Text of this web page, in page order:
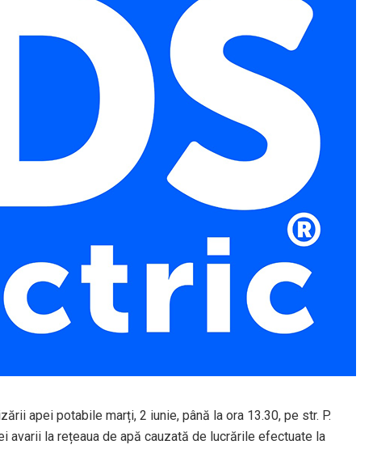
apei potabile marți, 2 iunie, până la ora 13.30, pe str. P.
avarii la rețeaua de apă cauzată de lucrările efectuate la